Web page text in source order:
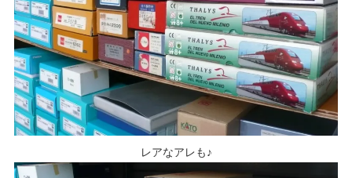
レアなアレも♪